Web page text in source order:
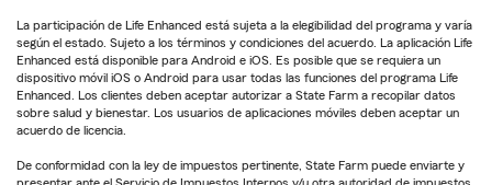
La participación de Life Enhanced está sujeta a la elegibilidad del programa y varía
según el estado. Sujeto a los términos y condiciones del acuerdo. La aplicación Life
Enhanced está disponible para Android e iOS. Es posible que se requiera un
dispositivo móvil iOS o Android para usar todas las funciones del programa Life
Enhanced. Los clientes deben aceptar autorizar a State Farm a recopilar datos
sobre salud y bienestar. Los usuarios de aplicaciones móviles deben aceptar un
acuerdo de licencia.
De conformidad con la ley de impuestos pertinente, State Farm puede enviarte y